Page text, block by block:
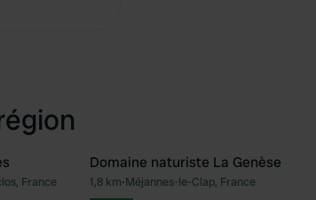
Préféré
France
Domaine naturiste La Genèse
1,8 km•Méjannes-le-Clap, France